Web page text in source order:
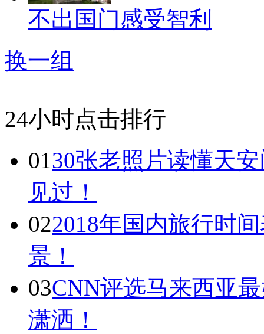
不出国门感受智利
换一组
24小时点击排行
0130张老照片读懂天
见过！
022018年国内旅行时
景！
03CNN评选马来西亚
潇洒！